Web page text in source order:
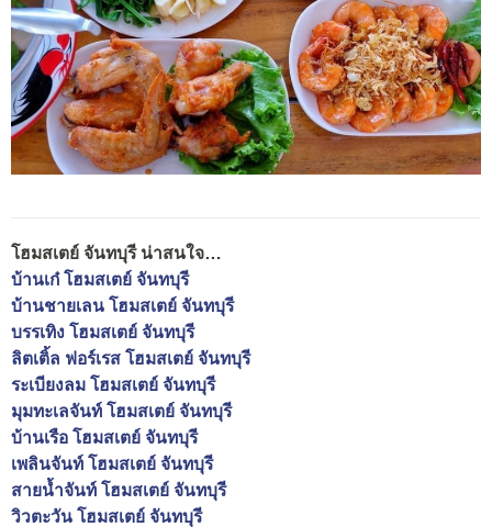
โฮมสเตย์ จันทบุรี น่าสนใจ…
บ้านเก๋ โฮมสเตย์ จันทบุรี
บ้านชายเลน โฮมสเตย์ จันทบุรี
บรรเทิง โฮมสเตย์ จันทบุรี
ลิตเติ้ล ฟอร์เรส โฮมสเตย์ จันทบุรี
ระเบียงลม โฮมสเตย์ จันทบุรี
มุมทะเลจันท์ โฮมสเตย์ จันทบุรี
บ้านเรือ โฮมสเตย์ จันทบุรี
เพลินจันท์ โฮมสเตย์ จันทบุรี
สายน้ำจันท์ โฮมสเตย์ จันทบุรี
วิวตะวัน โฮมสเตย์ จันทบุรี